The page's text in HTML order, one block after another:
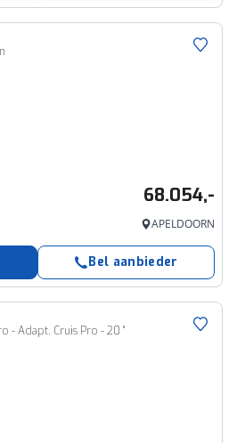
68.054,-
APELDOORN
Bel aanbieder
- Adapt. Cruis Pro - 20 "